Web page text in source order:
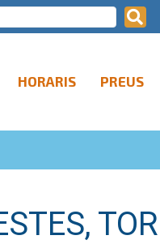
HORARIS PREUS